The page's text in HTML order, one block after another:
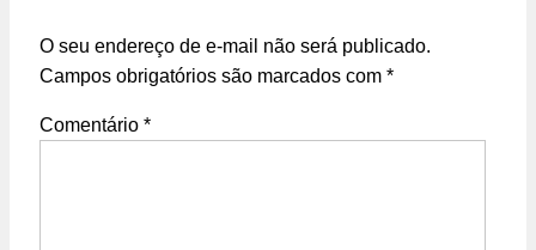
O seu endereço de e-mail não será publicado.
Campos obrigatórios são marcados com *
Comentário *